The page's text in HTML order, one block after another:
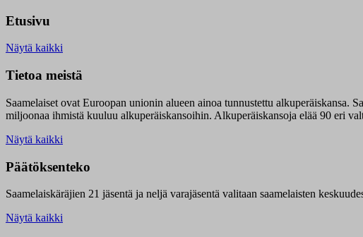
Etusivu
Näytä kaikki
Tietoa meistä
Saamelaiset ovat Euroopan unionin alueen ainoa tunnustettu alkuperäiskansa.
miljoonaa ihmistä kuuluu alkuperäiskansoihin. Alkuperäiskansoja elää 90 eri
Näytä kaikki
Päätöksenteko
Saamelaiskäräjien 21 jäsentä ja neljä varajäsentä valitaan saamelaisten
Näytä kaikki